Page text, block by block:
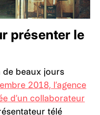
présenter le
de beaux jours
2018, l’agence
d’un collaborateur
télé